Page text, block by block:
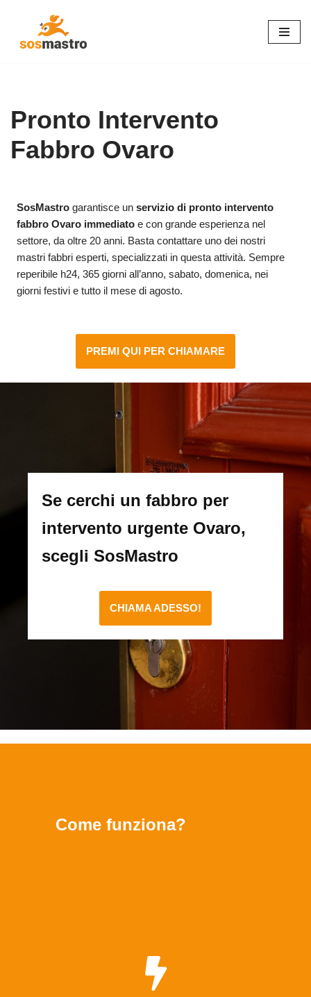
Pronto Intervento
Fabbro Ovaro
SosMastro garantisce unservizio di pronto intervento
fabbro Ovaro immediato e con grande esperienza nel
settore, da oltre 20 anni. Basta contattare uno dei nostri
mastri fabbri esperti, specializzati in questa attività. Sempre
reperibile h24, 365 giorni all’anno, sabato, domenica, nei
giorni festivi e tutto il mese di agosto.
PREMI QUI PER CHIAMARE
Se cerchi un fabbro per
intervento urgente Ovaro,
scegli SosMastro
CHIAMA ADESSO!
Come funziona?